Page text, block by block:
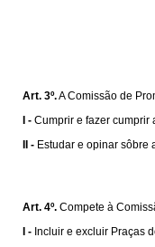
Art. 3º.A Comissão de
I - Cumprir e fazer cumprir
II - Estudar e opinar sôbre
Art. 4º. Compete à
I - Incluir e excluir Praças